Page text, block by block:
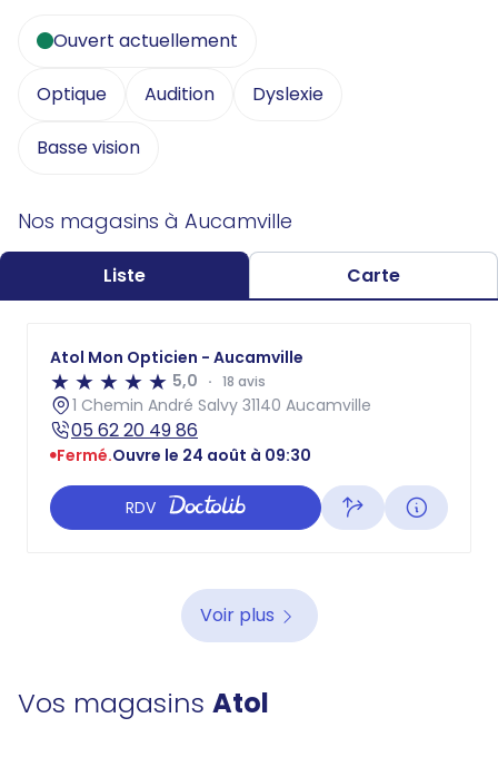
Ouvert actuellement
Optique Audition Dyslexie
Basse vision
Nos magasins à Aucamville
Liste Carte
Atol Mon Opticien - Aucamville
5,0
18 avis
1 Chemin André Salvy 31140 Aucamville
05 62 20 49 86
Fermé.Ouvre le 24 août à 09:30
RDV
Voir plus
Vos magasins Atol